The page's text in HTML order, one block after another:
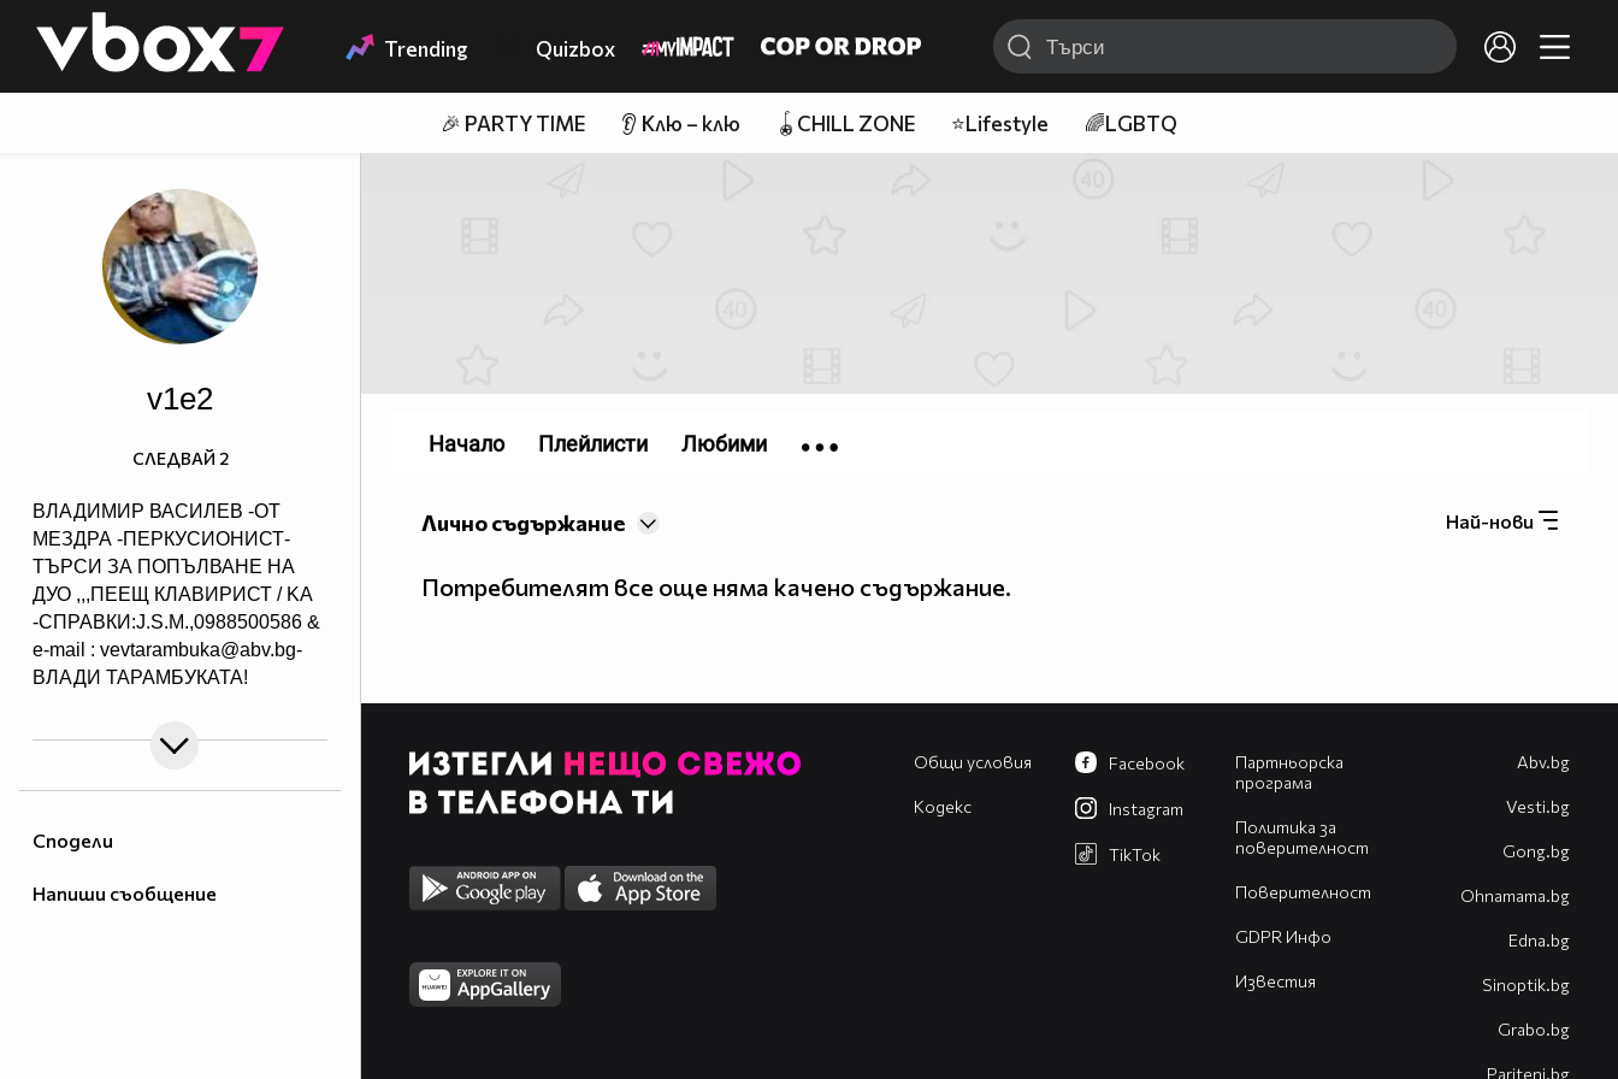
👾 Trending Quizbox
🎉 PARTY TIME 👂 Клю – клю 🪀CHILL ZONE ⭐Lifestyle 🌈LGBTQ
Сподели
Напиши съобщение
v1e2
ВЛАДИМИР ВАСИЛЕВ -ОТ
МЕЗДРА -ПЕРКУСИОНИСТ-
ТЪРСИ ЗА ПОПЪЛВАНЕ НА
ДУО ,,,ПЕЕЩ КЛАВИРИСТ / KA
-СПРАВКИ:J.S.M.,0988500586 &
e-mail : vevtarambuka@abv.bg-
ВЛАДИ ТАРАМБУКАТА!
СЛЕДВАЙ 2
Най-нови
Лично съдържание
Потребителят все още няма качено съдържание.
Начало Плейлисти Любими
Общи условия
Кодекс
Партньорска
програма
Политика за
поверителност
Поверителност
GDPR Инфо
Известия
Facebook
Instagram
TikTok
Abv.bg
Vesti.bg
Gong.bg
Оhnamama.bg
Edna.bg
Sinoptik.bg
Grabo.bg
Pariteni.bg